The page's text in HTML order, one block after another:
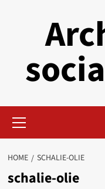
Menu
HOME SCHALIE-OLIE
schalie-olie